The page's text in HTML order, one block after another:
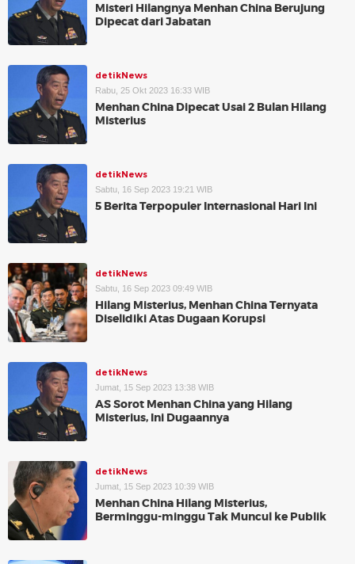
Misteri Hilangnya Menhan China Berujung
Dipecat dari Jabatan
detikNews
Rabu, 25 Okt 2023 16:33 WIB
Menhan China Dipecat Usai 2 Bulan Hilang
Misterius
detikNews
Sabtu, 16 Sep 2023 19:21 WIB
5 Berita Terpopuler Internasional Hari Ini
detikNews
Sabtu, 16 Sep 2023 09:49 WIB
Hilang Misterius, Menhan China Ternyata
Diselidiki Atas Dugaan Korupsi
detikNews
Jumat, 15 Sep 2023 13:38 WIB
AS Sorot Menhan China yang Hilang
Misterius, Ini Dugaannya
detikNews
Jumat, 15 Sep 2023 10:39 WIB
Menhan China Hilang Misterius,
Berminggu-minggu Tak Muncul ke Publik